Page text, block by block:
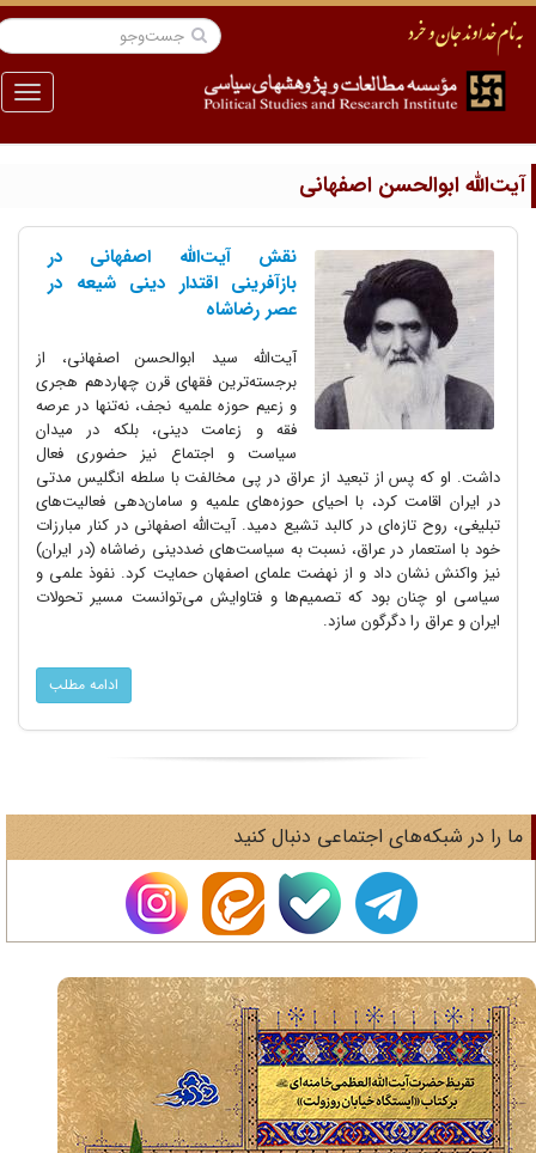
منو
ابوالحسن اصفهانی
نقش آیت‌الله اصفهانی در
بازآفرینی اقتدار دینی شیعه در
عصر رضاشاه
آیت‌الله سید ابوالحسن اصفهانی، از
برجسته‌ترین فقهای قرن چهاردهم هجری
و زعیم حوزه علمیه نجف، نه‌تنها در عرصه
فقه و زعامت دینی، بلکه در میدان
سیاست و اجتماع نیز حضوری فعال
داشت. او که پس از تبعید از عراق در پی مخالفت با سلطه انگلیس مدتی
در ایران اقامت کرد، با احیای حوزه‌های علمیه و سامان‌دهی فعالیت‌های
تبلیغی، روح تازه‌ای در کالبد تشیع دمید. آیت‌الله اصفهانی در کنار مبارزات
خود با استعمار در عراق، نسبت به سیاست‌های ضد‌دینی رضاشاه (در ایران)
نیز واکنش نشان داد و از نهضت علمای اصفهان حمایت کرد. نفوذ علمی و
سیاسی او چنان بود که تصمیم‌ها و فتاوایش می‌توانست مسیر تحولات
ایران و عراق را دگرگون سازد.
ادامه مطلب
را در شبکه‌های اجتماعی دنبال کنید